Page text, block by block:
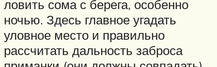
ловить сома с берега, особенно
ночью. Здесь главное угадать
уловное место и правильно
рассчитать дальность заброса